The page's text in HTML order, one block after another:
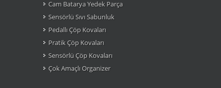
Cam Batarya Yedek Parça
Sensörlü Sıvı Sabunluk
Pedallı Çöp Kovaları
Pratik Çöp Kovaları
Sensörlü Çöp Kovaları
Çok Amaçlı Organizer